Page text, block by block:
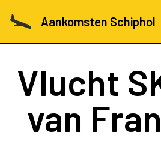
Aankomsten Schiphol
Vlucht
van